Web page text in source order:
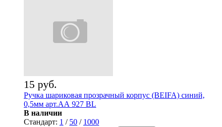
15 руб.
Ручка шариковая прозрачный корпус (BEIFA) синий,
0,5мм арт.АА 927 BL
В наличии
Стандарт: 1 / 50 / 1000